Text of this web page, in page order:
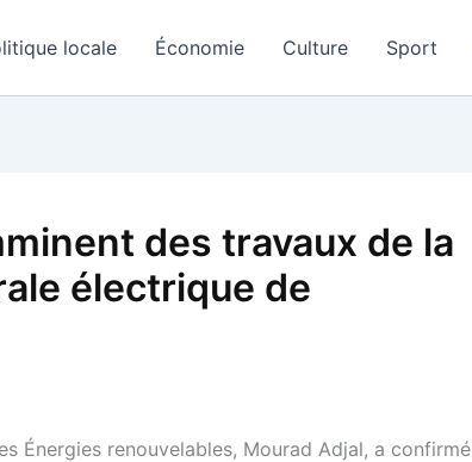
locale Économie Culture Sport
des travaux de la
électrique de
Énergies renouvelables, Mourad Adjal, a confirmé